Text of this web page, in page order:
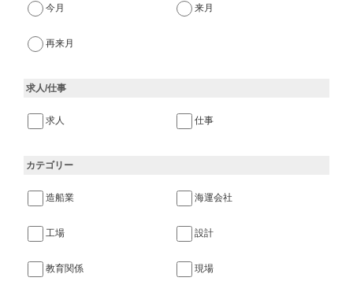
今月 来月
再来月
求人/仕事
求人 仕事
カテゴリー
造船業 海運会社
工場 設計
教育関係 現場